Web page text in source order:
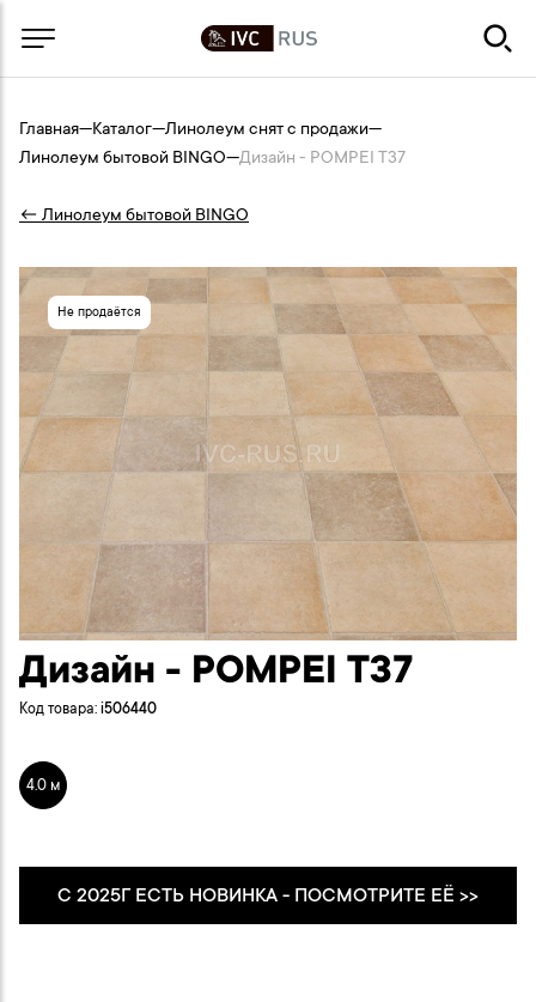
Главная—Каталог—Линолеум снят с продажи—
Линолеум бытовой BINGO—Дизайн - POMPEI T37
← Линолеум бытовой BINGO
Не продаётся
Дизайн - POMPEI T37
Код товара: i506440
4.0 м
С 2025Г ЕСТЬ НОВИНКА - ПОСМОТРИТЕ ЕЁ >>